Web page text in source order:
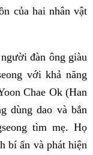
của hai nhân vật
đàn ông giàu
với khả năng
Chae Ok (Han
dùng dao và bắn
tìm mẹ. Họ
bí ẩn và phát hiện